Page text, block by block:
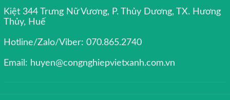
Kiệt 344 Trưng Nữ Vương, P. Thủy Dương, TX. Hương
Thủy, Huế
Hotline/Zalo/Viber: 070.865.2740
Email: huyen@congnghiepvietxanh.com.vn